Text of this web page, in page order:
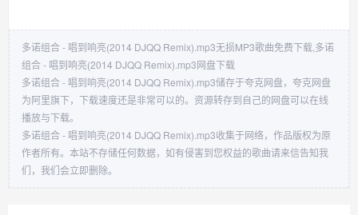
多诺组合 - 唱到响亮(2014 DJQQ Remix).mp3无损MP3歌曲免费下载,多诺
组合 - 唱到响亮(2014 DJQQ Remix).mp3网盘下载
多诺组合 - 唱到响亮(2014 DJQQ Remix).mp3储存于夸克网盘，夸克网盘
为阿里旗下，下载速度还是非常可以的。资源转存到自己的网盘可以在线
播放与下载。
多诺组合 - 唱到响亮(2014 DJQQ Remix).mp3收集于网络，作品版权为原
作者所有。本站不存储任何数据，如有侵害到您权益的歌曲请来信告知我
们，我们会立即删除。